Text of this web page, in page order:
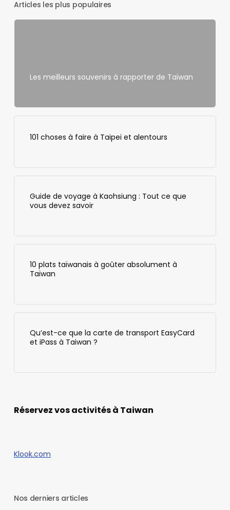
Articles les plus populaires
Les meilleurs souvenirs à rapporter de Taïwan
101 choses à faire à Taipei et alentours
Guide de voyage à Kaohsiung : Tout ce que
vous devez savoir
10 plats taïwanais à goûter absolument à
Taïwan
Qu’est-ce que la carte de transport EasyCard
et iPass à Taiwan ?
Réservez vos activités à Taiwan
Klook.com
Nos derniers articles